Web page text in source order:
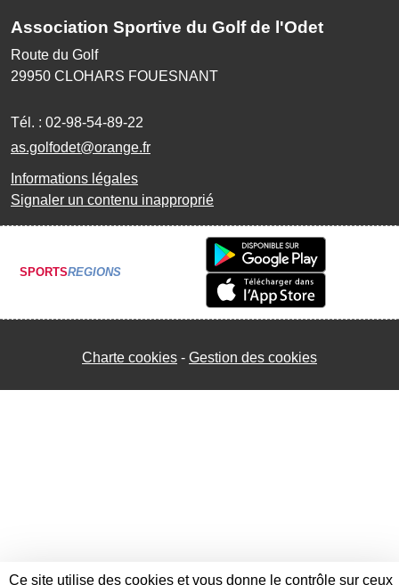
Association Sportive du Golf de l'Odet
Route du Golf
29950 CLOHARS FOUESNANT
Tél. : 02-98-54-89-22
as.golfodet@orange.fr
Informations légales
Signaler un contenu inapproprié
SPORTSREGIONS
Charte cookies Gestion des cookies
Ce site utilise des cookies et vous donne le contrôle sur ceux